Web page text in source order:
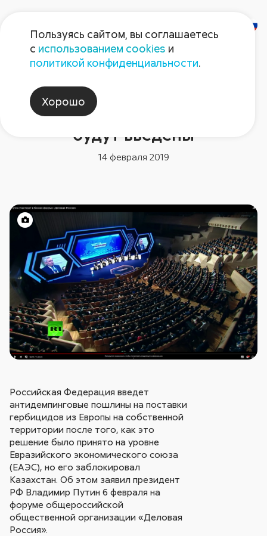
Новости компании
Президент Путин:
антидемпинговые пошлины
будут введены
14 февраля 2019
Российская Федерация введет
антидемпинговые пошлины на поставки
гербицидов из Европы на собственной
территории после того, как это
решение было принято на уровне
Евразийского экономического союза
(ЕАЭС), но его заблокировал
Казахстан. Об этом заявил президент
РФ Владимир Путин 6 февраля на
форуме общероссийской
общественной организации «Деловая
Россия».
Пользуясь сайтом, вы соглашаетесь
с использованием cookies и
политикой конфиденциальности.
Хорошо